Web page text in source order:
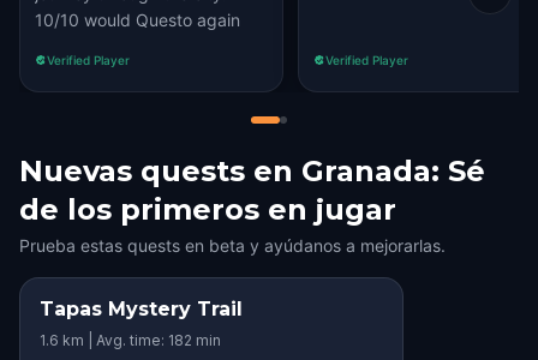
10/10 would Questo again
Verified Player Verified Player
Nuevas quests en Granada: Sé
de los primeros en jugar
Prueba estas quests en beta y ayúdanos a mejorarlas.
Tapas Mystery Trail
1.6 km | Avg. time: 182 min